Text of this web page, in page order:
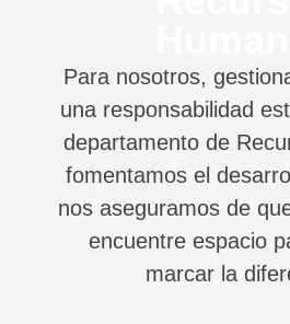
Para nosotros,
una responsabilidad
departamento de
fomentamos el
nos aseguramos de
encuentre espacio
marcar la